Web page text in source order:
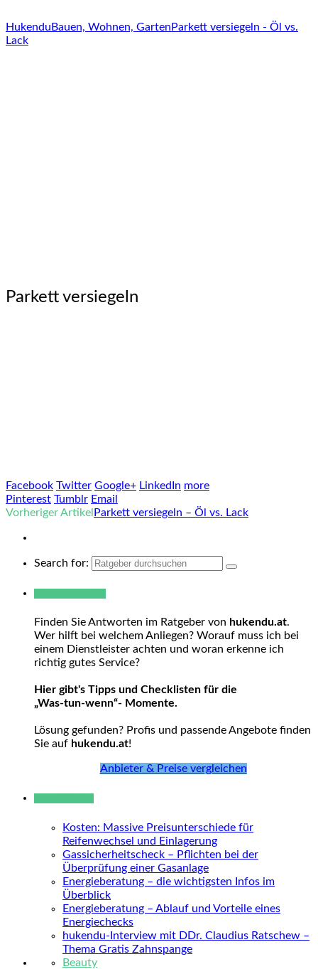
Hukendu Bauen, Wohnen, Garten Parkett versiegeln - Öl vs.
Lack
Parkett versiegeln
Facebook Twitter Google+ LinkedIn more
Pinterest Tumblr Email
Vorheriger Artikel Parkett versiegeln – Öl vs. Lack
Search for:
Finden Sie Antworten im Ratgeber von hukendu.at.
Wer hilft bei welchem Anliegen? Worauf muss ich bei
einem Dienstleister achten und woran erkenne ich
richtig gutes Service?
Hier gibt's Tipps und Checklisten für die
„Was-tun-wenn“- Momente.
Lösung gefunden? Profis und passende Angebote finden
Sie auf hukendu.at!
Anbieter & Preise vergleichen
Kosten: Massive Preisunterschiede für
Reifenwechsel und Einlagerung
Gassicherheitscheck – Pflichten bei der
Überprüfung einer Gasanlage
Energieberatung – die wichtigsten Infos im
Überblick
Energieberatung – Ablauf und Vorteile eines
Energiechecks
hukendu-Interview mit DDr. Claudius Ratschew –
Thema Gratis Zahnspange
Beauty